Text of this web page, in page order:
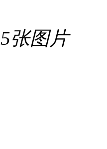
5张图片